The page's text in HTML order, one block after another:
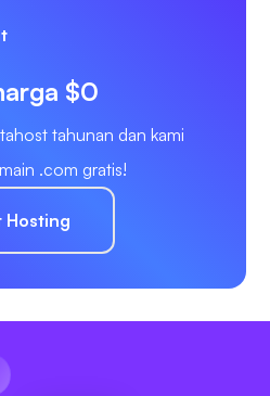
$0
tahunan dan kami
.com gratis!
Hosting